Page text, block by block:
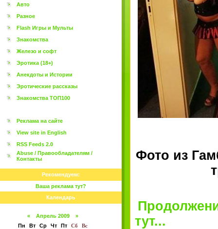
Авто
Разное
Flash Игры и Мульты
Знакомства
Железо и софт
Эротика (18+)
Анекдоты и Истории
Эротические рассказы
Знакомства ТОП100
Реклама на сайте
View site in English
RSS Feeds 2.0
Abuse / Правообладателям /
Контакты
Рекомендуем:
Ваша реклама тут?
Календарь
« Апрель 2009
»
Пн
Вт Ср Чт Пт Сб
Вс
Фото из
тут...